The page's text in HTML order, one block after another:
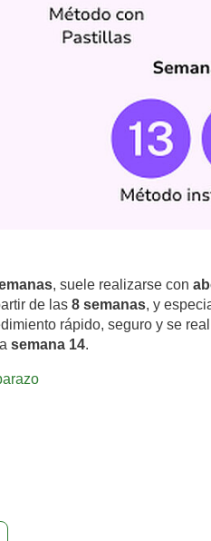
, suele realizarse con
de las 8 semanas, y
rápido, seguro y se
semana 14.